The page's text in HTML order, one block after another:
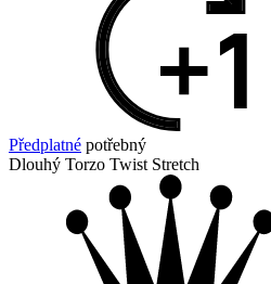
Předplatné potřebný
Dlouhý Torzo Twist Stretch